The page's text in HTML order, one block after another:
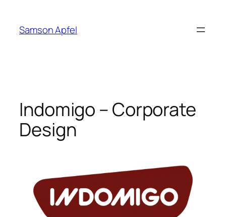
content
Samson Apfel
Indomigo – Corporate
Design